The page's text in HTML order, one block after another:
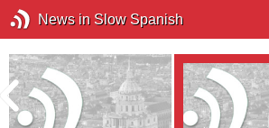
News in Slow Spanish